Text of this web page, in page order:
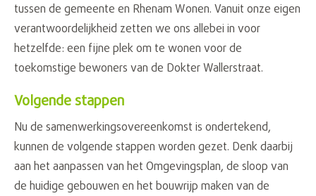
tussen de gemeente en Rhenam Wonen. Vanuit onze eigen
verantwoordelijkheid zetten we ons allebei in voor
hetzelfde: een fijne plek om te wonen voor de
toekomstige bewoners van de Dokter Wallerstraat.
Volgende stappen
Nu de samenwerkingsovereenkomst is ondertekend,
kunnen de volgende stappen worden gezet. Denk daarbij
aan het aanpassen van het Omgevingsplan, de sloop van
de huidige gebouwen en het bouwrijp maken van de